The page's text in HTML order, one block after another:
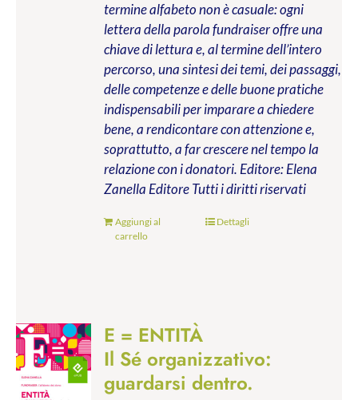
termine alfabeto non è casuale: ogni
lettera della parola fundraiser offre una
chiave di lettura e, al termine dell’intero
percorso, una sintesi dei temi, dei passaggi,
delle competenze e delle buone pratiche
indispensabili per imparare a chiedere
bene, a rendicontare con attenzione e,
soprattutto, a far crescere nel tempo la
relazione con i donatori. Editore: Elena
Zanella EditoreTutti i diritti riservati
Aggiungi al
carrello
Dettagli
E = ENTITÀ
Il Sé organizzativo:
guardarsi dentro.